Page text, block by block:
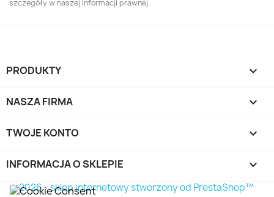
szczegóły w naszej informacji prawnej.
PRODUKTY 
NASZA FIRMA 
TWOJE KONTO 
INFORMACJA O SKLEPIE keyboard_arrow_down
© 2026 - sklep internetowy stworzony od PrestaShop™